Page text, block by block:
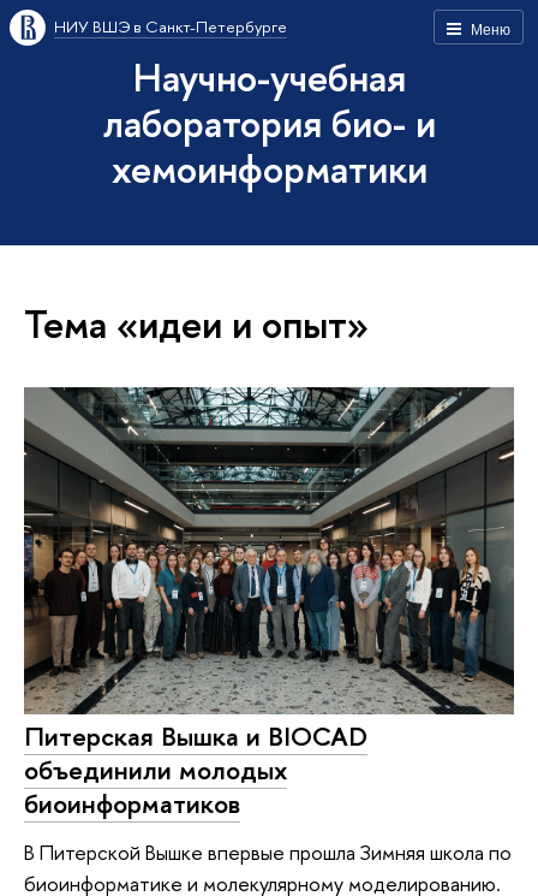
Меню
НИУ ВШЭ в Санкт-Петербурге
Научно-учебная
лаборатория био- и
хемоинформатики
Тема «идеи и опыт»
Питерская Вышка и BIOCAD
объединили молодых
биоинформатиков
В Питерской Вышке впервые прошла Зимняя школа по
биоинформатике и молекулярному моделированию.